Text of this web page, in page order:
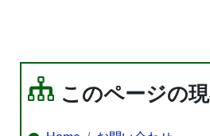
このページの